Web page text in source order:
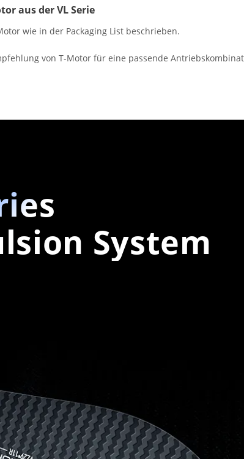
aus der VL Serie
wie in der Packaging List beschrieben.
von T-Motor für eine passende
System